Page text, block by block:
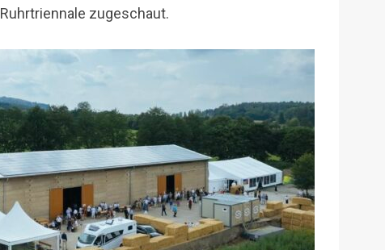
Ruhrtriennale zugeschaut.